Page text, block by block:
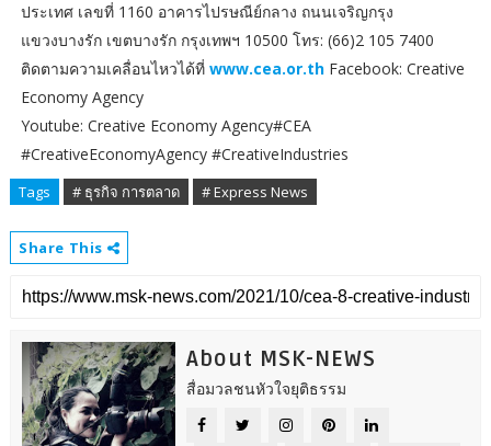
ประเทศ เลขที่ 1160 อาคารไปรษณีย์กลาง ถนนเจริญกรุง
แขวงบางรัก เขตบางรัก กรุงเทพฯ 10500 โทร: (66)2 105 7400
ติดตามความเคลื่อนไหวได้ที่ www.cea.or.thFacebook: Creative
Economy Agency
Youtube: Creative Economy Agency#CEA
#CreativeEconomyAgency #CreativeIndustries
Tags # ธุรกิจ การตลาด # Express News
Share This
About MSK-NEWS
สื่อมวลชนหัวใจยุติธรรม